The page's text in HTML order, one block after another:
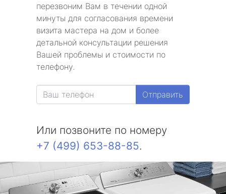
перезвоним Вам в течении одной
минуты для согласования времени
визита мастера на дом и более
детальной консультации решения
Вашей проблемы и стоимости по
телефону.
Отправить
Или позвоните по номеру
+7 (499) 653-88-85.